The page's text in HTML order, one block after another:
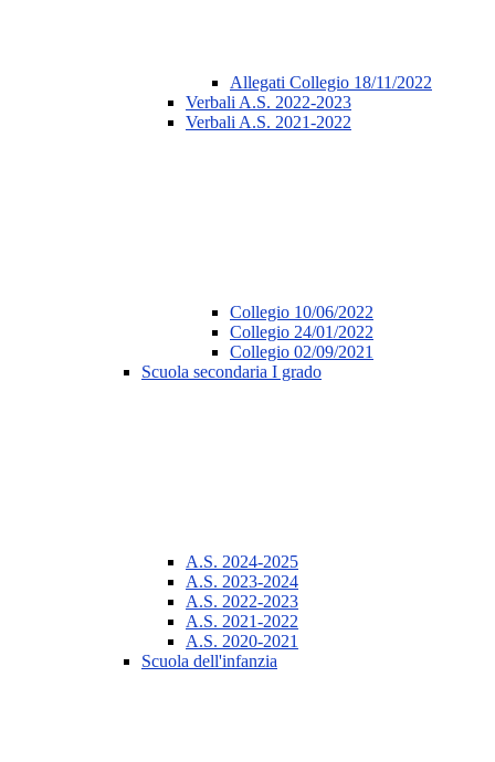
Allegati Collegio 18/11/2022
Verbali A.S. 2022-2023
Verbali A.S. 2021-2022
Collegio 10/06/2022
Collegio 24/01/2022
Collegio 02/09/2021
Scuola secondaria I grado
A.S. 2024-2025
A.S. 2023-2024
A.S. 2022-2023
A.S. 2021-2022
A.S. 2020-2021
Scuola dell'infanzia